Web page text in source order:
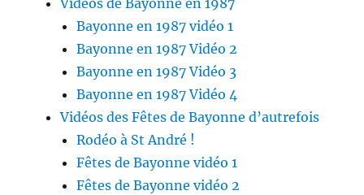
Vidéos de Bayonne en 1987
Bayonne en 1987 vidéo 1
Bayonne en 1987 Vidéo 2
Bayonne en 1987 Vidéo 3
Bayonne en 1987 Vidéo 4
Vidéos des Fêtes de Bayonne d’autrefois
Rodéo à St André !
Fêtes de Bayonne vidéo 1
Fêtes de Bayonne vidéo 2